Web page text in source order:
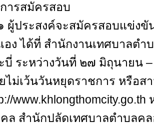
ารสมัครสอบ
ผู้ประสงค์จะสมัครสอบแข่ง
อง ได้ที่ สำนักงานเทศบาลต
บี่ ระหว่างวันที่ ๒๗ มิถุนายน
ไม่เว้นวันหยุดราชการ หรือส
ล สำนักปลัดเทศบาลตำบลค